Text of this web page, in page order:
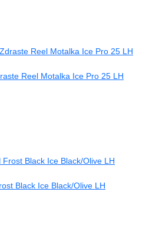
Reel Motalka Ice Pro 25 LH
Black Ice Black/Olive LH